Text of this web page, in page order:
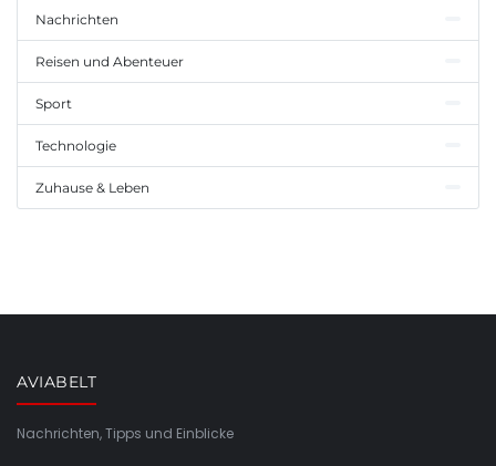
Nachrichten
Reisen und Abenteuer
Sport
Technologie
Zuhause & Leben
AVIABELT
Nachrichten, Tipps und Einblicke